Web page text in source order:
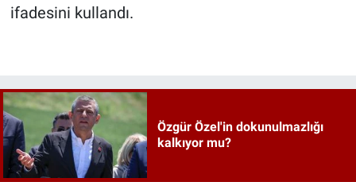
ifadesini kullandı.
Özgür Özel'in dokunulmazlığı
kalkıyor mu?